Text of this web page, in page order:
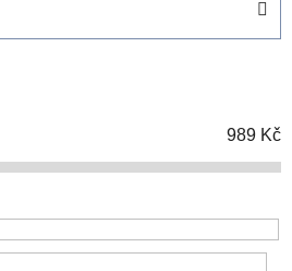
989 Kč